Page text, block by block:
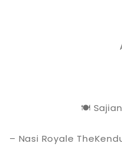
🍽
– Nasi Royale